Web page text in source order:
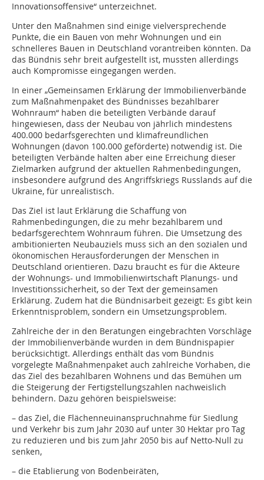
Innovationsoffensive“ unterzeichnet.
Unter den Maßnahmen sind einige vielversprechende
Punkte, die ein Bauen von mehr Wohnungen und ein
schnelleres Bauen in Deutschland vorantreiben könnten. Da
das Bündnis sehr breit aufgestellt ist, mussten allerdings
auch Kompromisse eingegangen werden.
In einer „Gemeinsamen Erklärung der Immobilienverbände
zum Maßnahmenpaket des Bündnisses bezahlbarer
Wohnraum“ haben die beteiligten Verbände darauf
hingewiesen, dass der Neubau von jährlich mindestens
400.000 bedarfsgerechten und klimafreundlichen
Wohnungen (davon 100.000 geförderte) notwendig ist. Die
beteiligten Verbände halten aber eine Erreichung dieser
Zielmarken aufgrund der aktuellen Rahmenbedingungen,
insbesondere aufgrund des Angriffskriegs Russlands auf die
Ukraine, für unrealistisch.
Das Ziel ist laut Erklärung die Schaffung von
Rahmenbedingungen, die zu mehr bezahlbarem und
bedarfsgerechtem Wohnraum führen. Die Umsetzung des
ambitionierten Neubauziels muss sich an den sozialen und
ökonomischen Herausforderungen der Menschen in
Deutschland orientieren. Dazu braucht es für die Akteure
der Wohnungs- und Immobilienwirtschaft Planungs- und
Investitionssicherheit, so der Text der gemeinsamen
Erklärung. Zudem hat die Bündnisarbeit gezeigt: Es gibt kein
Erkenntnisproblem, sondern ein Umsetzungsproblem.
Zahlreiche der in den Beratungen eingebrachten Vorschläge
der Immobilienverbände wurden in dem Bündnispapier
berücksichtigt. Allerdings enthält das vom Bündnis
vorgelegte Maßnahmenpaket auch zahlreiche Vorhaben, die
das Ziel des bezahlbaren Wohnens und das Bemühen um
die Steigerung der Fertigstellungszahlen nachweislich
behindern. Dazu gehören beispielsweise:
– das Ziel, die Flächenneuinanspruchnahme für Siedlung
und Verkehr bis zum Jahr 2030 auf unter 30 Hektar pro Tag
zu reduzieren und bis zum Jahr 2050 bis auf Netto-Null zu
senken,
– die Etablierung von Bodenbeiräten,